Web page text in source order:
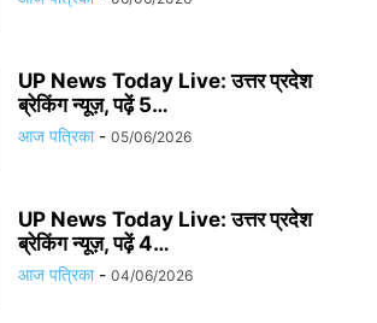
UP News Today Live: उत्तर प्रदेश
ब्रेकिंग न्यूज़, पढ़ें 5…
आज पत्रिका - 05/06/2026
UP News Today Live: उत्तर प्रदेश
ब्रेकिंग न्यूज़, पढ़ें 4…
आज पत्रिका - 04/06/2026